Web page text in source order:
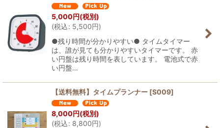
絞り込む
5,000円(税別)
(税込: 5,500円)
●残り時間が分かりやすい● タイムタイマー
は、誰が見ても分かりやすいタイマーです。 赤
い円盤は残り時間を表しています。 電池式で赤
い円盤…
【送料無料】タイムプランナー [S009]
8,000円(税別)
(税込: 8,800円)